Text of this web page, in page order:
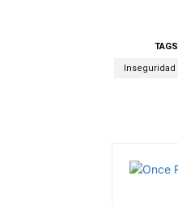
A
b
o
TAGS
Inseguridad